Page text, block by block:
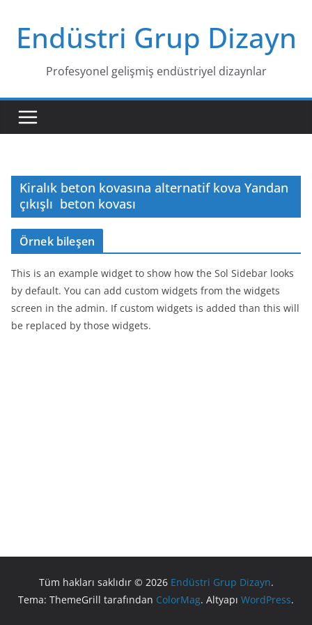
contentEndüstri Grup Dizayn
Profesyonel gelişmiş endüstriyel dizaynlar
Kiralık beton kovasına alternatif kova Yandan
çıkışlı beton kovası
Örnek bileşen
This is an example widget to show how the Sol Sidebar looks
by default. You can add custom widgets from the widgets
screen in the admin. If custom widgets is added than this will
be replaced by those widgets.
Tüm hakları saklıdır © 2026 Endüstri Grup Dizayn.
Tema: ThemeGrill tarafından ColorMag. Altyapı WordPress.